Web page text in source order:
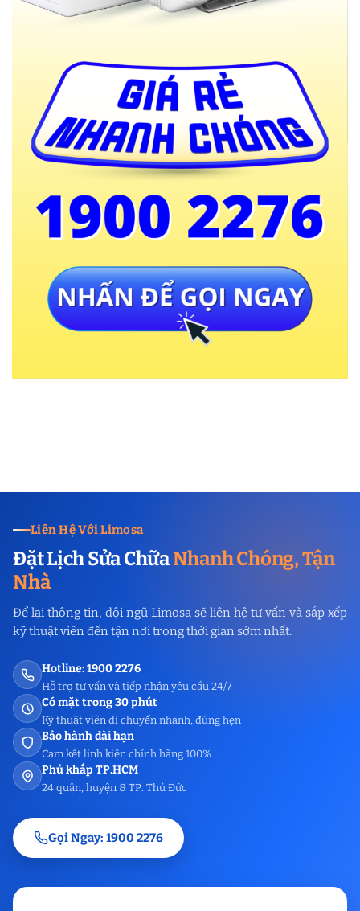
Liên Hệ Với Limosa
Đặt Lịch Sửa ChữaNhanh Chóng, Tận
Nhà
Để lại thông tin, đội ngũ Limosa sẽ liên hệ tư vấn và sắp xếp
kỹ thuật viên đến tận nơi trong thời gian sớm nhất.
Hotline: 1900 2276
Hỗ trợ tư vấn và tiếp nhận yêu cầu 24/7
Có mặt trong 30 phút
Kỹ thuật viên di chuyển nhanh, đúng hẹn
Bảo hành dài hạn
Cam kết linh kiện chính hãng 100%
Phủ khắp TP.HCM
24 quận, huyện & TP. Thủ Đức
Gọi Ngay: 1900 2276